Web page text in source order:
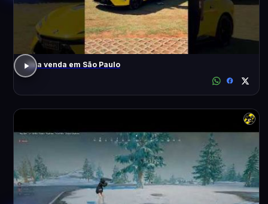
Já a venda em São Paulo